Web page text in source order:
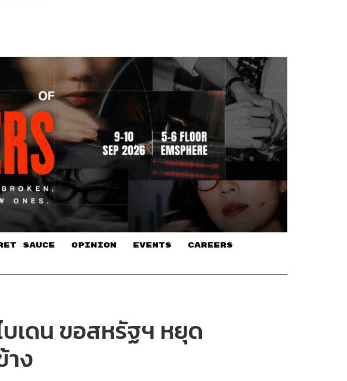
SAUCE​ OPINION EVENTS CAREERS
เดน ขอสหรัฐฯ หยุด
าง